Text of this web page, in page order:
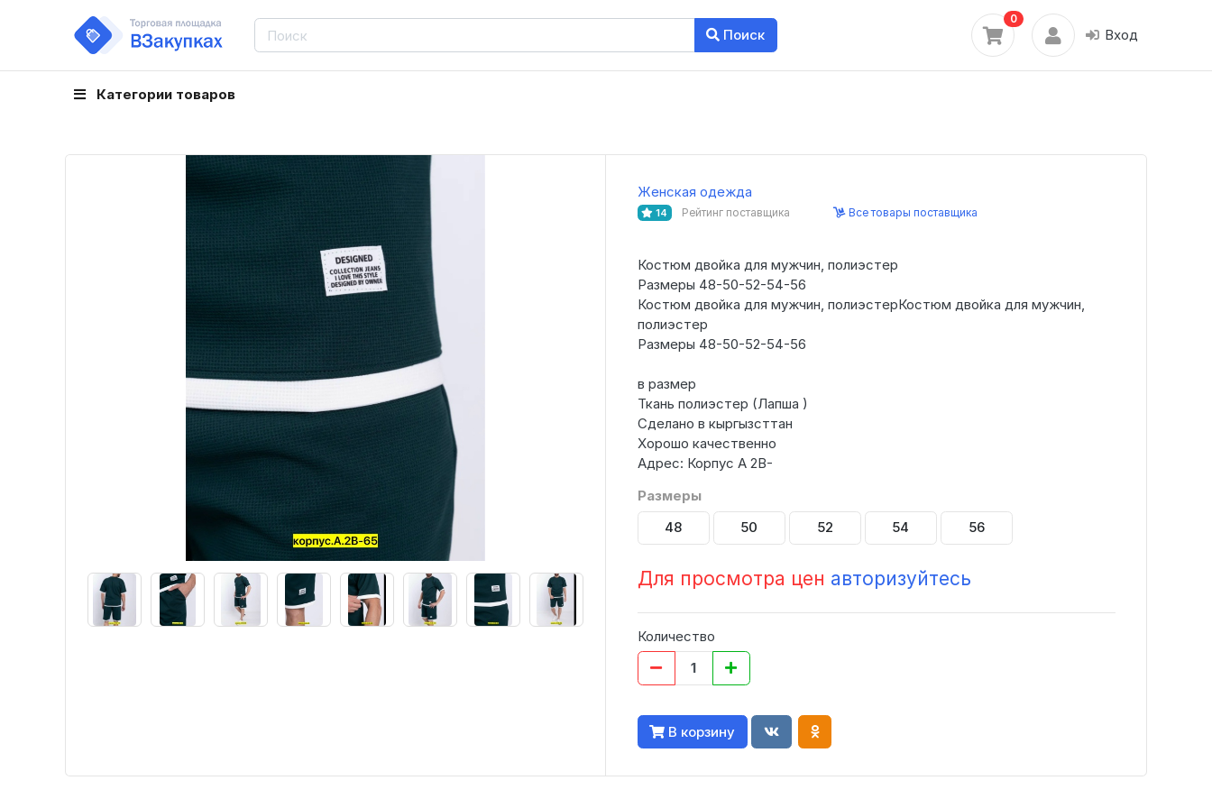
Поиск
0
Вход
Категории товаров
Женская одежда
14 Рейтинг поставщика Все товары поставщика
Костюм двойка для мужчин, полиэстер
Размеры 48-50-52-54-56
Костюм двойка для мужчин, полиэстерКостюм двойка для мужчин,
полиэстер
Размеры 48-50-52-54-56
в размер
Ткань полиэстер (Лапша )
Сделано в кыргызсттан
Хорошо качественно
Адрес: Корпус А 2В-
Размеры
48
50 52 54 56
Для просмотра цен авторизуйтесь
Количество
В корзину